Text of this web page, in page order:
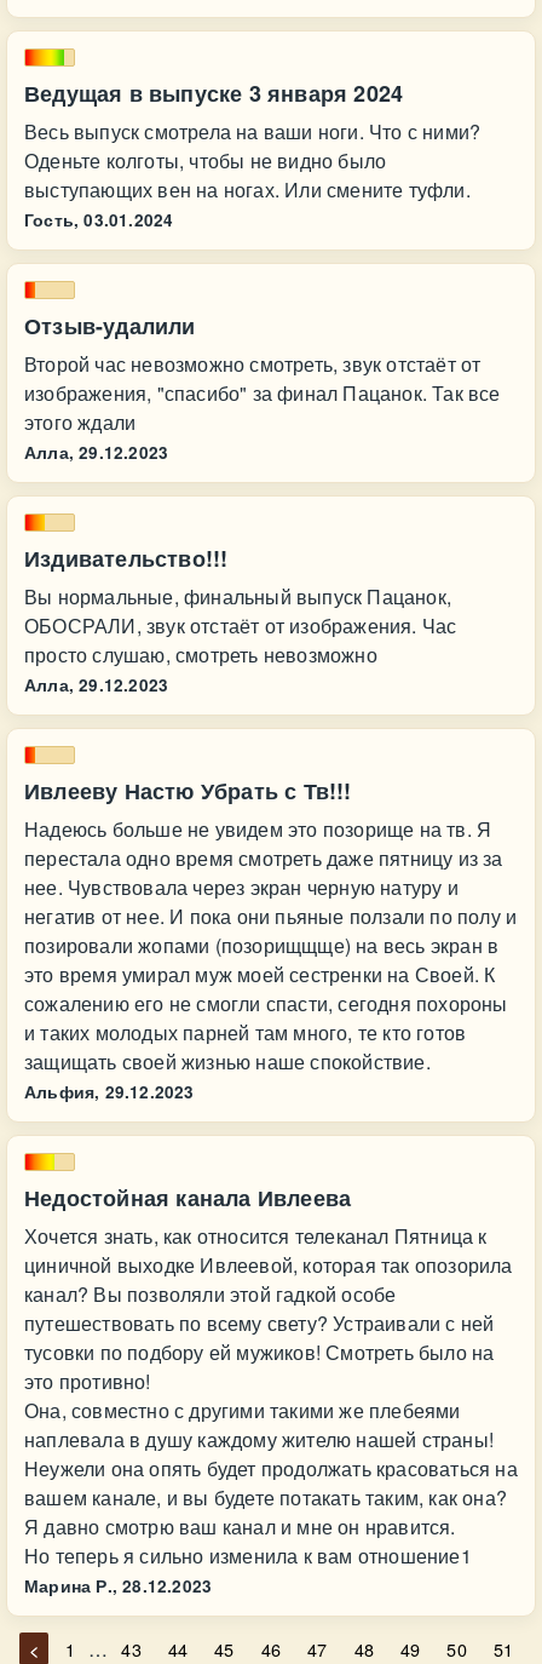
Ведущая в выпуске 3 января 2024
Весь выпуск смотрела на ваши ноги. Что с ними?
Оденьте колготы, чтобы не видно было
выступающих вен на ногах. Или смените туфли.
Гость, 03.01.2024
Отзыв-удалили
Второй час невозможно смотреть, звук отстаёт от
изображения, "спасибо" за финал Пацанок. Так все
этого ждали
Алла, 29.12.2023
Издивательство!!!
Вы нормальные, финальный выпуск Пацанок,
ОБОСРАЛИ, звук отстаёт от изображения. Час
просто слушаю, смотреть невозможно
Алла, 29.12.2023
Ивлееву Настю Убрать с Тв!!!
Надеюсь больше не увидем это позорище на тв. Я
перестала одно время смотреть даже пятницу из за
нее. Чувствовала через экран черную натуру и
негатив от нее. И пока они пьяные ползали по полу и
позировали жопами (позорищщще) на весь экран в
это время умирал муж моей сестренки на Своей. К
сожалению его не смогли спасти, сегодня похороны
и таких молодых парней там много, те кто готов
защищать своей жизнью наше спокойствие.
Альфия, 29.12.2023
Недостойная канала Ивлеева
Хочется знать, как относится телеканал Пятница к
циничной выходке Ивлеевой, которая так опозорила
канал? Вы позволяли этой гадкой особе
путешествовать по всему свету? Устраивали с ней
тусовки по подбору ей мужиков! Смотреть было на
это противно!
Она, совместно с другими такими же плебеями
наплевала в душу каждому жителю нашей страны!
Неужели она опять будет продолжать красоваться на
вашем канале, и вы будете потакать таким, как она?
Я давно смотрю ваш канал и мне он нравится.
Но теперь я сильно изменила к вам отношение1
Марина Р., 28.12.2023
< 1 … 43 44 45 46 47 48 49 50
51